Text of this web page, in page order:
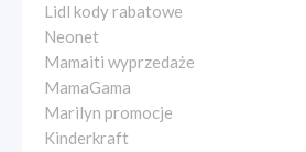
Lidl kody rabatowe
Neonet
Mamaiti wyprzedaże
MamaGama
Marilyn promocje
Kinderkraft